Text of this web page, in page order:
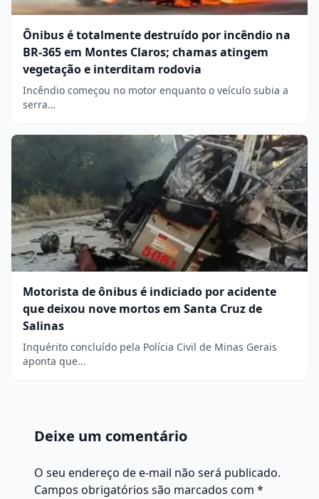
Ônibus é totalmente destruído por incêndio na
BR-365 em Montes Claros; chamas atingem
vegetação e interditam rodovia
Incêndio começou no motor enquanto o veículo subia a
serra…
Motorista de ônibus é indiciado por acidente
que deixou nove mortos em Santa Cruz de
Salinas
Inquérito concluído pela Polícia Civil de Minas Gerais
aponta que…
Deixe um comentário
O seu endereço de e-mail não será publicado.
Campos obrigatórios são marcados com *